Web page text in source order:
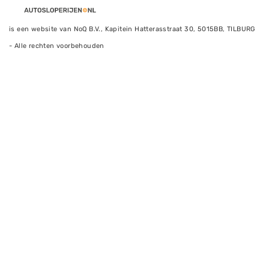
is een website van NoQ B.V., Kapitein Hatterasstraat 30, 5015BB, TILBURG
- Alle rechten voorbehouden